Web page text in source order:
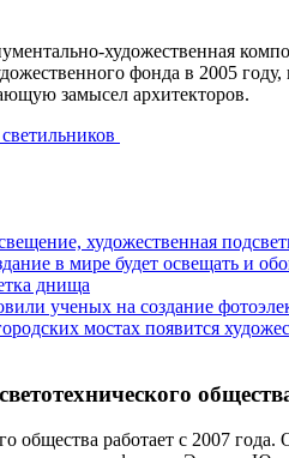
художественная
фонда в 2005
замысел архитекторов.
художественная
в мире будет освещать и
днища
ученых на создание
мостах появится
общества работает с 2007